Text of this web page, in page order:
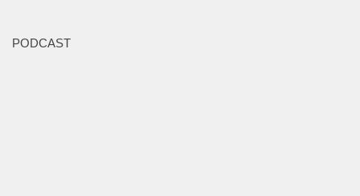
PODCAST